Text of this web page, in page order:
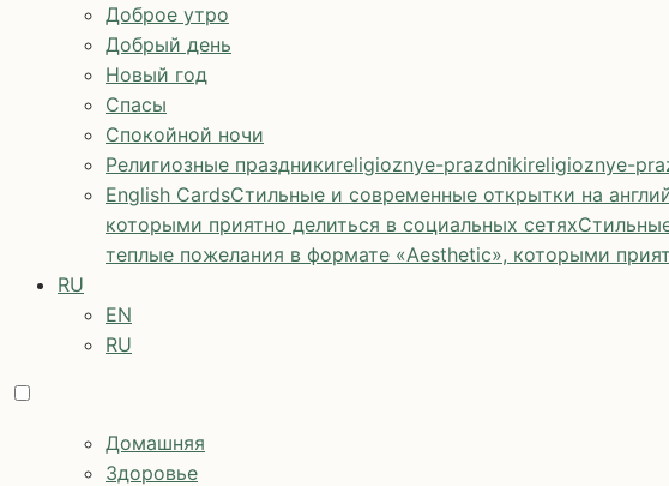
Доброе утро
Добрый день
Новый год
Спасы
Спокойной ночи
Религиозные праздникиreligioznye-prazdnikireligioznye-
English CardsСтильные и современные открытки на
которыми приятно делиться в социальных сетях
теплые пожелания в формате «Aesthetic», которыми
RU
EN
RU
Домашняя
Здоровье